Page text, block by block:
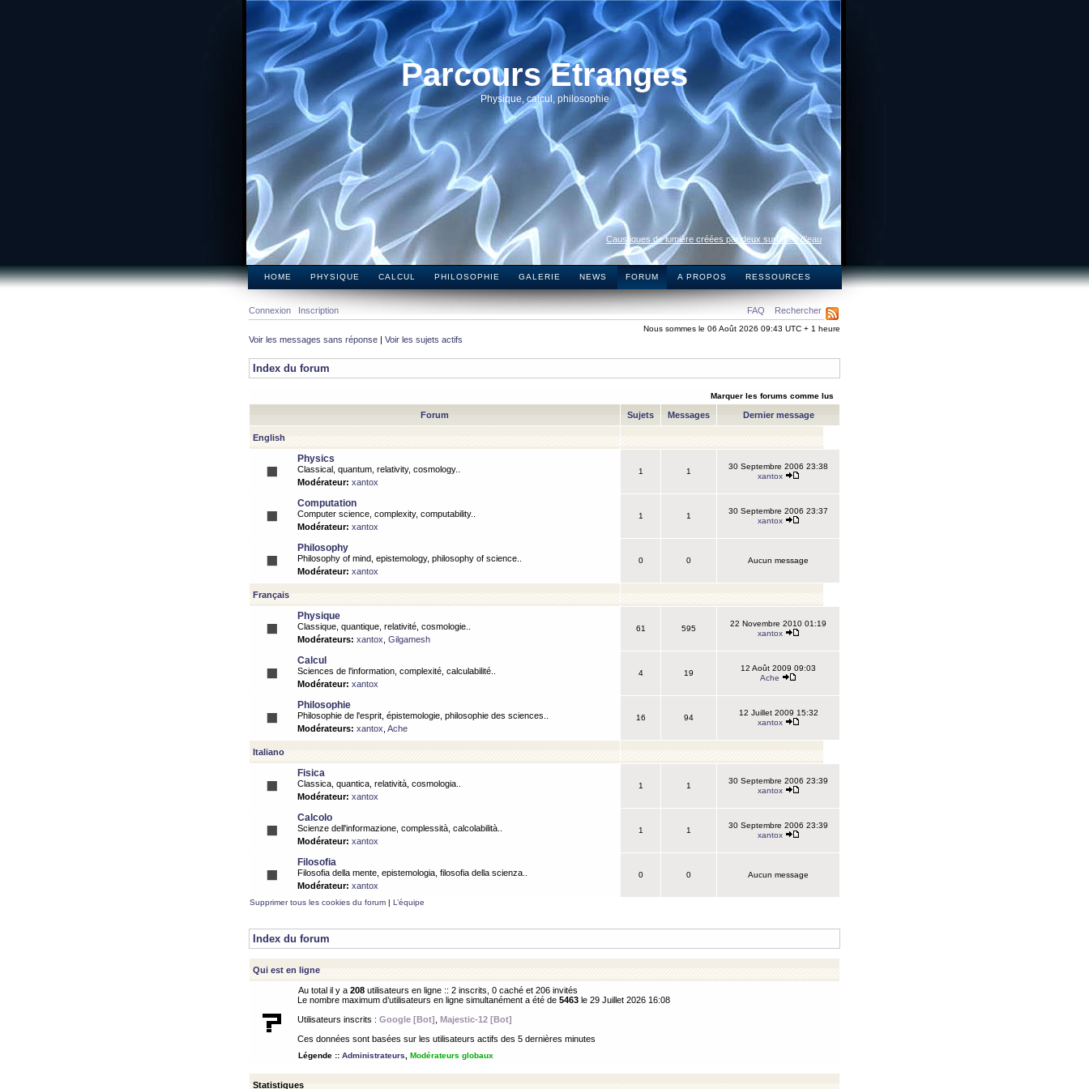
Parcours Etranges
Physique, calcul, philosophie
Caustiques de lumière créées par deux surfaces d’eau
HOME PHYSIQUE CALCUL PHILOSOPHIE GALERIE NEWS FORUM A PROPOS RESSOURCES
FAQ Rechercher
Connexion Inscription
Nous sommes le 06 Août 2026 09:43 UTC + 1 heure
Voir les messages sans réponse | Voir les sujets actifs
Index du forum
Marquer les forums comme lus
Forum Sujets Messages Dernier message
English
Physics
Classical, quantum, relativity, cosmology..
Modérateur: xantox
1 1
30 Septembre 2006 23:38
xantox
Computation
Computer science, complexity, computability..
Modérateur: xantox
1 1
30 Septembre 2006 23:37
xantox
Philosophy
Philosophy of mind, epistemology, philosophy of science..
Modérateur: xantox
0 0 Aucun message
Français
Physique
Classique, quantique, relativité, cosmologie..
Modérateurs: xantox Gilgamesh
61 595
22 Novembre 2010 01:19
xantox
Calcul
Sciences de l'information, complexité, calculabilité..
Modérateur: xantox
4 19
12 Août 2009 09:03
Ache
Philosophie
Philosophie de l'esprit, épistemologie, philosophie des sciences..
Modérateurs: xantox Ache
16 94
12 Juillet 2009 15:32
xantox
Italiano
Fisica
Classica, quantica, relatività, cosmologia..
Modérateur: xantox
1 1
30 Septembre 2006 23:39
xantox
Calcolo
Scienze dell'informazione, complessità, calcolabilità..
Modérateur: xantox
1 1
30 Septembre 2006 23:39
xantox
Filosofia
Filosofia della mente, epistemologia, filosofia della scienza..
Modérateur: xantox
0 0 Aucun message
Supprimer tous les cookies du forum | L’équipe
Index du forum
Qui est en ligne
Au total il y a 208 utilisateurs en ligne :: 2 inscrits, 0 caché et 206 invités
Le nombre maximum d’utilisateurs en ligne simultanément a été de 5463 le 29 Juillet 2026 16:08
Utilisateurs inscrits : Google [Bot] Majestic-12 [Bot]
Ces données sont basées sur les utilisateurs actifs des 5 dernières minutes
Légende :: Administrateurs Modérateurs globaux
Statistiques